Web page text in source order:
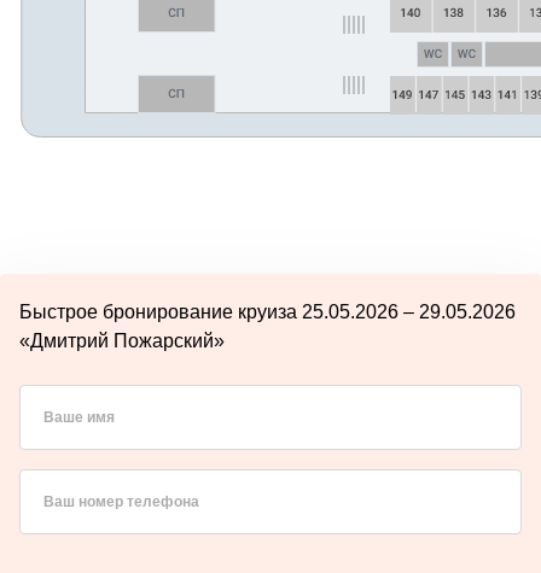
Быстрое бронирование круиза 25.05.2026 – 29.05.2026
«Дмитрий Пожарский»
Ваше имя
Ваш номер телефона